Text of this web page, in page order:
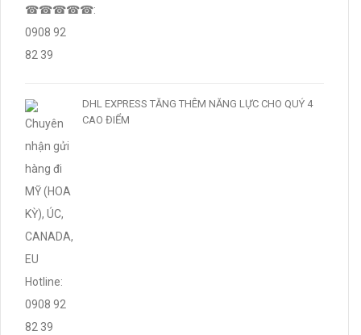
DHL EXPRESS TĂNG THÊM NĂNG LỰC CHO QUÝ 4
CAO ĐIỂM